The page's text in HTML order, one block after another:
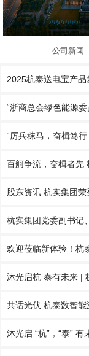
公司新闻
2025杭泰送电宝产
“浙商总会绿色能源
“厉兵秣马，奋楫笃
百舸争流，奋楫者先
股东资讯 杭实集团
杭实集团党委副书记
欢迎莅临新体验！杭
沐光启杭 泰有未来 |
共话光伏 杭泰数智
沐光启 “杭”，“泰”